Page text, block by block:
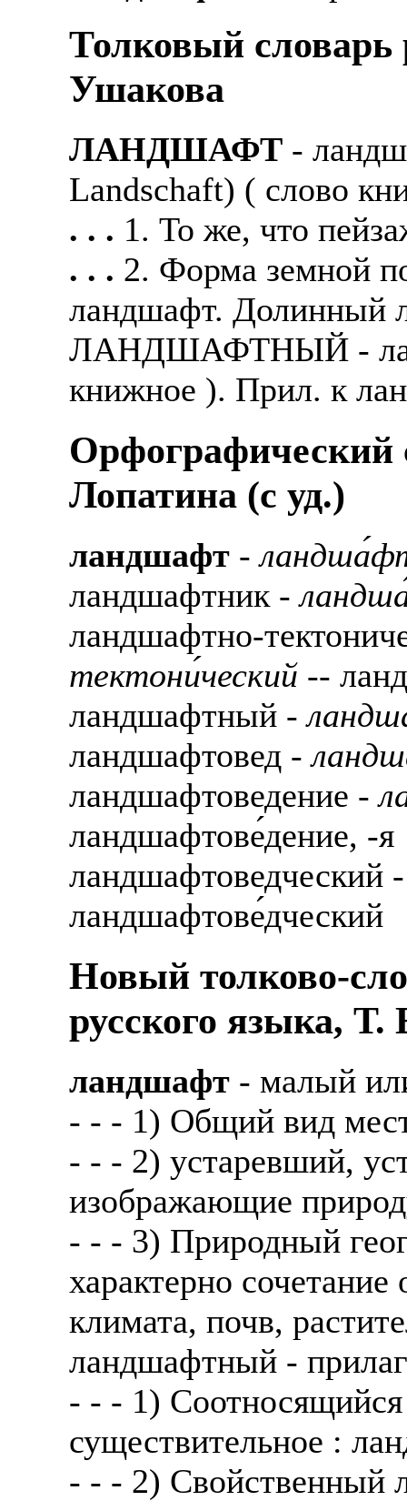
Толковый словарь
Ушакова
ЛАНДШАФТ -
Landschaft) ( слово
. . . 1. То же, что
. . . 2. Форма земной
ландшафт. Долинный
ЛАНДШАФТНЫЙ -
книжное ). Прил. к
Орфографический
Лопатина (c уд.)
ландшафт -
ландшафтник -
ландшафтно-
тектони́ческий --
ландшафтный -
ландшафтовед -
ландшафтоведение -
ландшафтове́дение, -я
ландшафтоведческий
ландшафтове́дческий
Новый толково-
русского языка,
ландшафт - малый
- - - 1) Общий вид
- - - 2) устаревший,
изображающие
- - - 3) Природный
характерно
климата, почв,
ландшафтный -
- - - 1)
существительное :
- - - 2) Свойственный